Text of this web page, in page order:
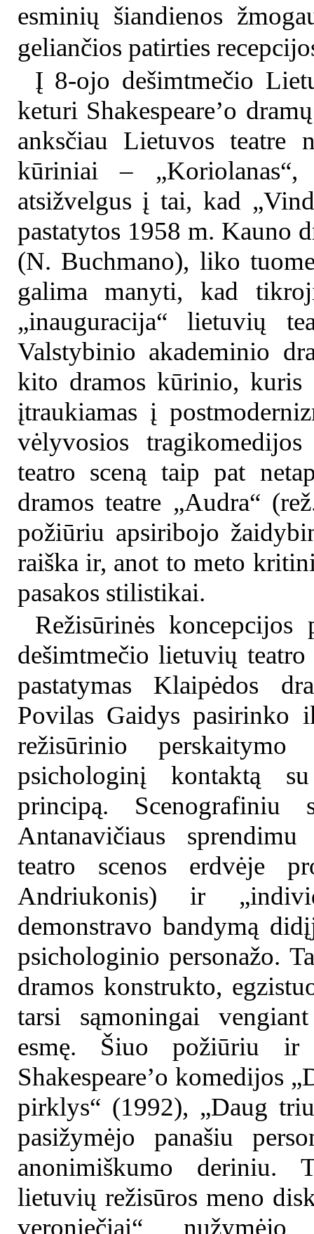
esminių šiandienos
geliančios patirties
Į 8-ojo dešimtmečio
keturi Shakespeare’o
anksčiau Lietuvos teatre
kūriniai –
atsižvelgus į tai, kad
pastatytos 1958 m. Kauno
(N. Buchmano), liko
galima manyti, kad
„inauguracija“ lietuvių
Valstybinio akademinio
kito dramos kūrinio, kuris
įtraukiamas į
vėlyvosios
teatro sceną taip pat
dramos teatre „Audra“
požiūriu apsiribojo
raiška ir, anot to meto
pasakos stilistikai.
Režisūrinės koncepcijos
dešimtmečio lietuvių
pastatymas Klaipėdos
Povilas Gaidys pasirinko
režisūrinio
psichologinį kontaktą
principą. Scenografiniu
Antanavičiaus
teatro scenos erdvėje
Andriukonis) ir
demonstravo bandymą
psichologinio personažo.
dramos konstrukto,
tarsi sąmoningai
esmę. Šiuo požiūriu ir
Shakespeare’o komedijos
pirklys“ (1992), „Daug
pasižymėjo panašiu
anonimiškumo deriniu.
lietuvių režisūros meno
veroniečiai“